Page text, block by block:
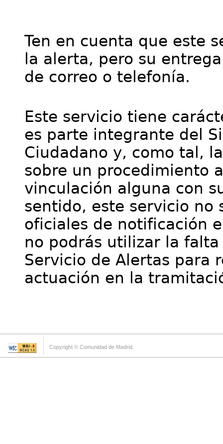
Ten en cuenta que este
la alerta, pero su
de correo o telefonía.
Este servicio tiene
es parte integrante del
Ciudadano y, como tal,
sobre un procedimiento
vinculación alguna con
sentido, este servicio no
oficiales de notificación
no podrás utilizar la
Servicio de Alertas para
actuación en la
Copyright © Comunidad de Madrid.